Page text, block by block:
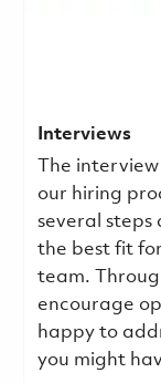
Interviews
The
our hiring
several steps
the best fit
team.
encourage
happy to
you might